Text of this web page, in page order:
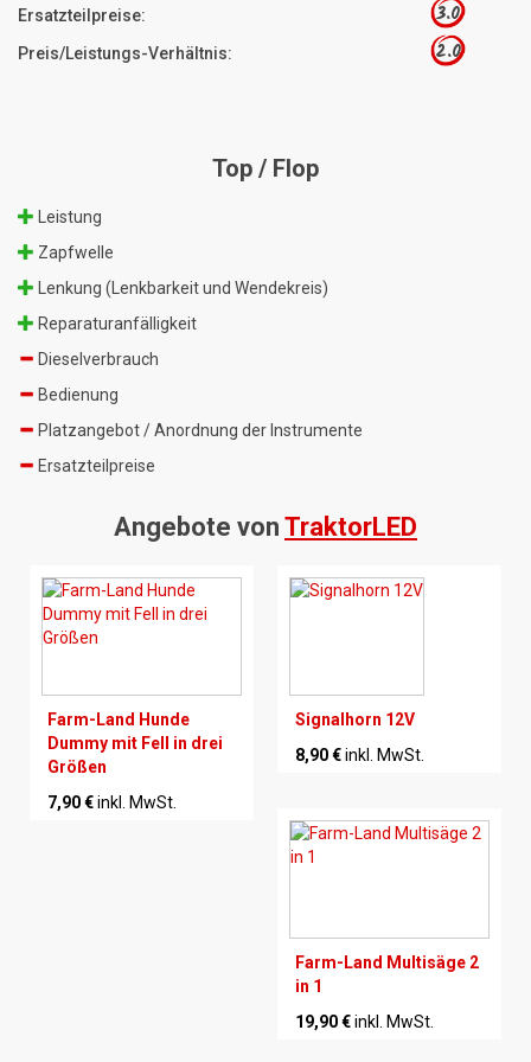
Ersatzteilpreise: 3.0
Preis/Leistungs-Verhältnis: 2.0
Top / Flop
Leistung
Zapfwelle
Lenkung (Lenkbarkeit und Wendekreis)
Reparaturanfälligkeit
Dieselverbrauch
Bedienung
Platzangebot / Anordnung der Instrumente
Ersatzteilpreise
Angebote von TraktorLED
Farm-Land Hunde
Dummy mit Fell in drei
Größen
7,90 €inkl. MwSt.
Signalhorn 12V
8,90 €inkl. MwSt.
Farm-Land Multisäge 2
in 1
19,90 €inkl. MwSt.